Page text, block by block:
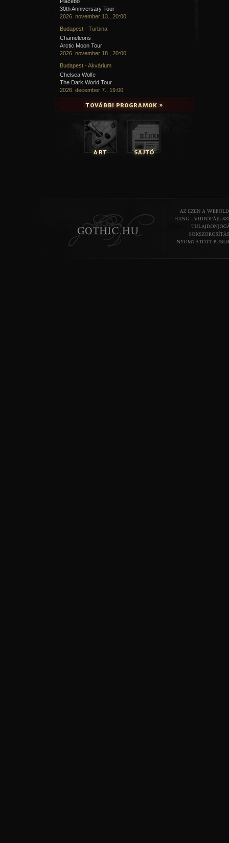
30th Anniversary Tour
2026. november 13., 20:00
Budapest - Turbina
Chameleons
Arctic Moon Tour
2026. november 18., 20:00
Budapest - Akvárium
Chelsea Wolfe
The Dark World Tour
2026. december 7., 19:00